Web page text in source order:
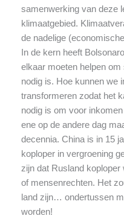
samenwerking van deze
klimaatgebied.
de nadelige
In de kern heeft
elkaar moeten helpen
nodig is. Hoe kunnen we
transformeren zodat het
nodig is om voor
ene op de andere dag
decennia. China is in 15
koploper in vergroening
zijn dat Rusland
of mensenrechten. Het
land zijn… ondertussen
worden!